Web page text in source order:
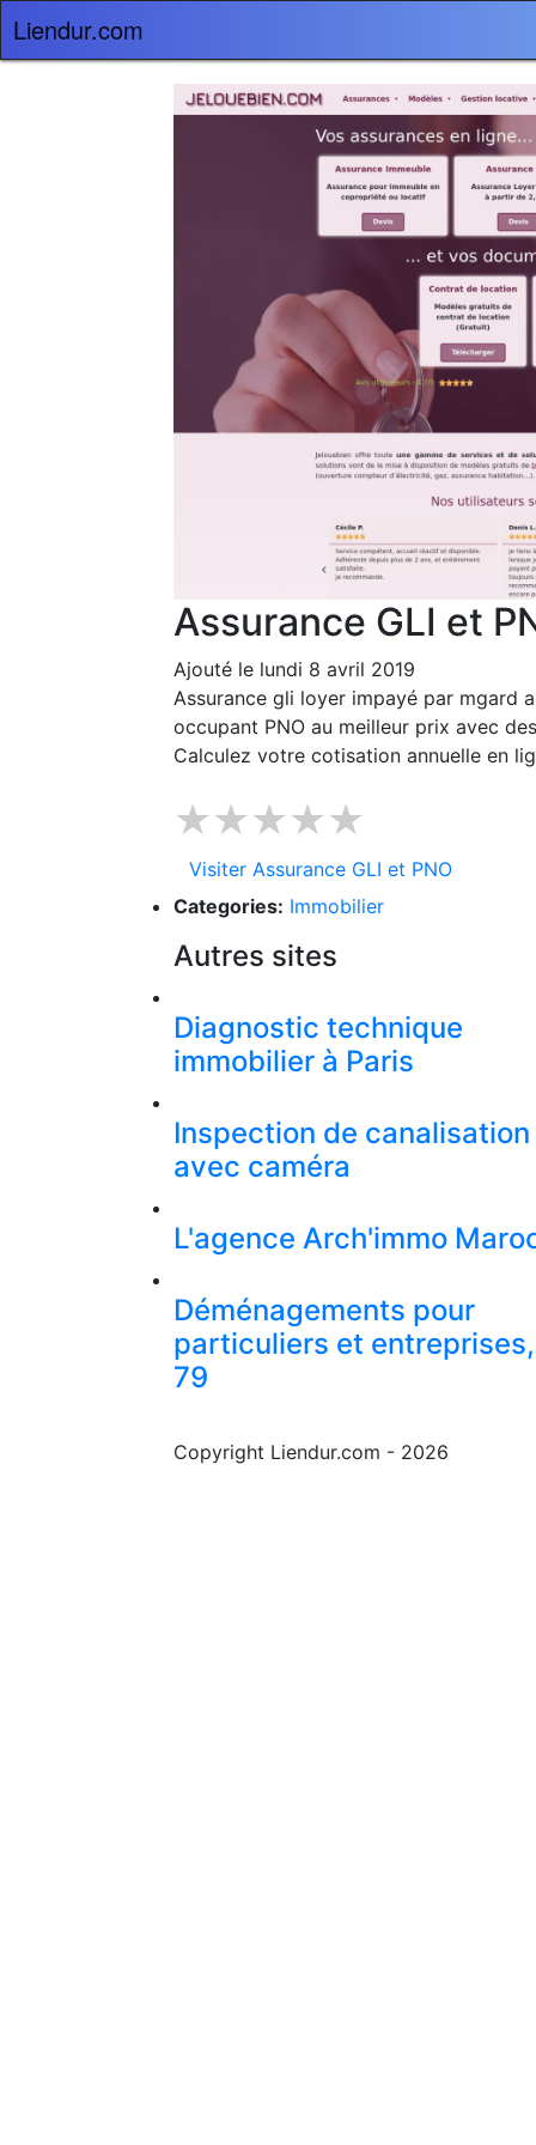
Liendur.com
Assurance GLI et
Ajouté le lundi 8 avril 2019
Assurance gli loyer impayé par mgard
occupant PNO au meilleur prix avec
Calculez votre cotisation annuelle en
★★★★★
Visiter Assurance GLI et PNO
Categories: Immobilier
Autres sites
Diagnostic technique
immobilier à Paris
Inspection de canalisation
avec caméra
L'agence Arch'immo
Déménagements pour
particuliers et entreprises,
79
Copyright Liendur.com - 2026